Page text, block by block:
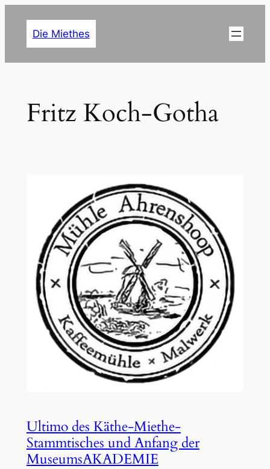
Die Miethes
Fritz Koch-Gotha
Ultimo des Käthe-Miethe-
Stammtisches und Anfang der
MuseumsAKADEMIE